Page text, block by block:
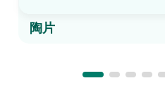
陶片